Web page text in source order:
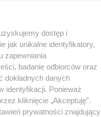
dostęp i
jak unikalne identyfikatory,
zapewniania
badanie odbiorców oraz
dokładnych danych
identyfikacji. Ponieważ
kliknięcie „Akceptuję”.
prywatności znajdujący